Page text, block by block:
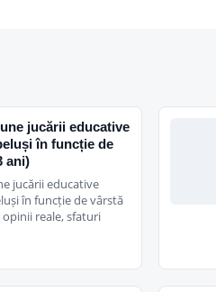
jucării educative
în funcție de
ani)
jucării educative
în funcție de vârstă
opinii reale, sfaturi